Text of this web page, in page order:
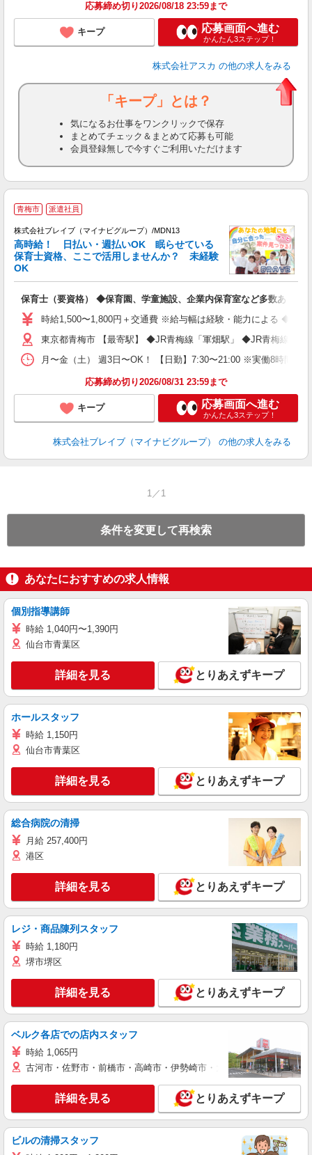
応募締め切り2026/08/18 23:59まで
キープ 応募画面へ進む
かんたん3ステップ！
株式会社アスカ の他の求人をみる
「キープ」とは？
気になるお仕事をワンクリックで保存
まとめてチェック＆まとめて応募も可能
会員登録無しで今すぐご利用いただけます
青梅市 派遣社員
株式会社ブレイブ（マイナビグループ）/MDN13
高時給！ 日払い・週払いOK 眠らせている
保育士資格、ここで活用しませんか？ 未経験
OK
保育士（要資格） ◆保育園、学童施設、企業内保育室など多数あり
時給1,500〜1,800円＋交通費 ※給与幅は経験・能力による ◆支
東京都青梅市 【最寄駅】 ◆JR青梅線「軍畑駅」 ◆JR青梅線「
月〜金（土） 週3日〜OK！ 【日勤】7:30〜21:00 ※実働8時間勤
応募締め切り2026/08/31 23:59まで
キープ 応募画面へ進む
かんたん3ステップ！
株式会社ブレイブ（マイナビグループ） の他の求人をみる
1／1
条件を変更して再検索
あなたにおすすめの求人情報
個別指導講師
時給 1,040円〜1,390円
仙台市青葉区
詳細を見る とりあえずキープ
ホールスタッフ
時給 1,150円
仙台市青葉区
詳細を見る とりあえずキープ
総合病院の清掃
月給 257,400円
港区
詳細を見る とりあえずキープ
レジ・商品陳列スタッフ
時給 1,180円
堺市堺区
詳細を見る とりあえずキープ
ベルク各店での店内スタッフ
時給 1,065円
古河市・佐野市・前橋市・高崎市・伊勢崎市・太田市・館林市・藤
詳細を見る とりあえずキープ
ビルの清掃スタッフ